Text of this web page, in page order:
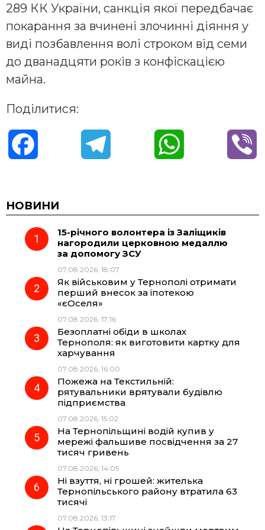
289 КК України, санкція якої передбачає
покарання за вчинені злочинні діяння у
виді позбавлення волі строком від семи
до дванадцяти років з конфіскацією
майна.
Поділитися:
c
e
o
k
e
g
r
a
m
t
A
НОВИНИ
15-річного волонтера із Заліщиків
нагородили церковною медаллю
за допомогу ЗСУ
07.08.2026, 18:07
Як військовим у Тернополі отримати
перший внесок за іпотекою
«єОселя»
07.08.2026, 17:16
Безоплатні обіди в школах
Тернополя: як виготовити картку для
харчування
07.08.2026, 16:00
Пожежа на Текстильній:
рятувальники врятували будівлю
підприємства
07.08.2026, 15:02
На Тернопільщині водій купив у
мережі фальшиве посвідчення за 27
тисяч гривень
07.08.2026, 14:05
Ні взуття, ні грошей: жителька
Тернопільського району втратила 63
тисячі
07.08.2026, 13:17